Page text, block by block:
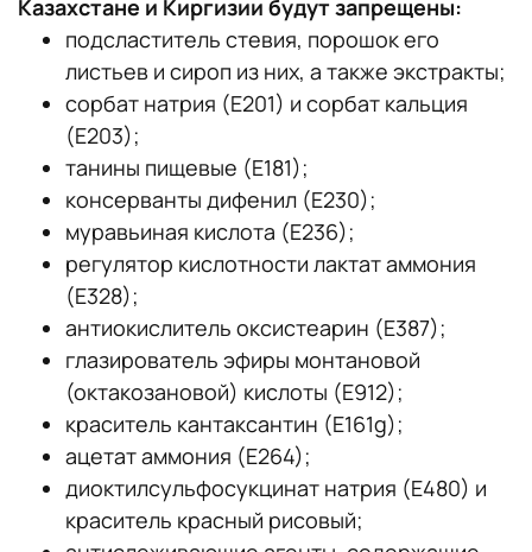
Казахстане и Киргизии будут запрещены:
подсластитель стевия, порошок его
листьев и сироп из них, а также экстракты;
сорбат натрия (Е201) и сорбат кальция
(Е203);
танины пищевые (Е181);
консерванты дифенил (Е230);
муравьиная кислота (Е236);
регулятор кислотности лактат аммония
(Е328);
антиокислитель оксистеарин (Е387);
глазирователь эфиры монтановой
(октакозановой) кислоты (Е912);
краситель кантаксантин (E161g);
ацетат аммония (Е264);
диоктилсульфосукцинат натрия (Е480) и
краситель красный рисовый;